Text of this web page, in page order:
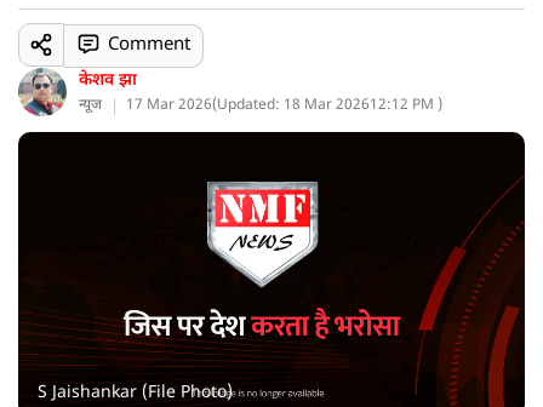
केशव झा
न्यूज 17 Mar 2026(Updated: 18 Mar 202612:12 PM )
Comment
S Jaishankar (File Photo)